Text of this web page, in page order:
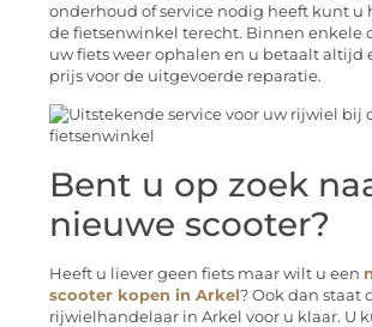
onderhoud of service nodig heeft kunt u
de fietsenwinkel terecht. Binnen enkele
uw fiets weer ophalen en u betaalt altijd
prijs voor de uitgevoerde reparatie.
Bent u op zoek
nieuwe scooter?
Heeft u liever geen fiets maar wilt u een
scooter kopen in Arkel? Ook dan staat
rijwielhandelaar in Arkel voor u klaar. U